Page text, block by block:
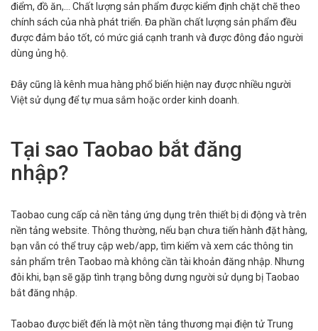
điểm, đồ ăn,… Chất lượng sản phẩm được kiểm định chặt chẽ theo
chính sách của nhà phát triển. Đa phần chất lượng sản phẩm đều
được đảm bảo tốt, có mức giá cạnh tranh và được đông đảo người
dùng ủng hộ.
Đây cũng là kênh mua hàng phổ biến hiện nay được nhiều người
Việt sử dụng để tự mua sắm hoặc order kinh doanh.
Tại sao Taobao bắt đăng
nhập?
Taobao cung cấp cả nền tảng ứng dụng trên thiết bị di động và trên
nền tảng website. Thông thường, nếu bạn chưa tiến hành đặt hàng,
bạn vẫn có thể truy cập web/app, tìm kiếm và xem các thông tin
sản phẩm trên Taobao mà không cần tài khoản đăng nhập. Nhưng
đôi khi, bạn sẽ gặp tình trạng bỗng dưng người sử dụng bị Taobao
bắt đăng nhập.
Taobao được biết đến là một nền tảng thương mại điện tử Trung